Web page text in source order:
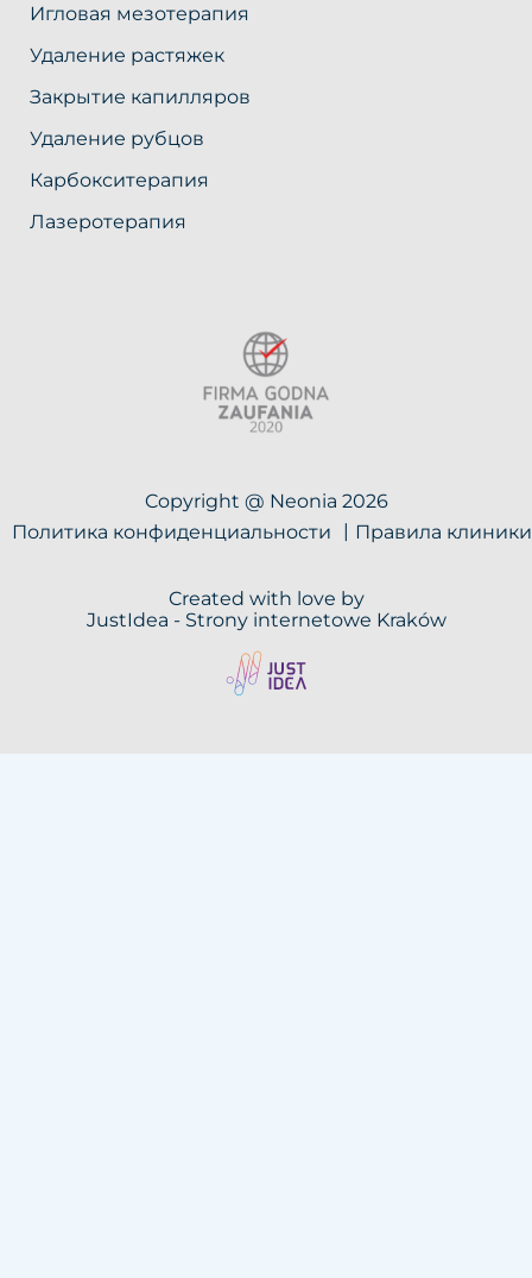
Игловая мезотерапия
Удаление растяжек
Закрытие капилляров
Удаление рубцов
Карбокситерапия
Лазеротерапия
Copyright @ Neonia 2026
Политика конфиденциальности
Правила клиники
Created with love by
JustIdea - Strony internetowe Kraków